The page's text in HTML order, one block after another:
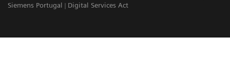
Siemens Portugal
Digital Services Act